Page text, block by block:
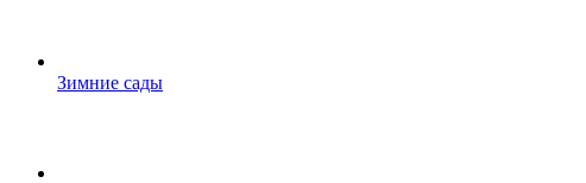
Зимние сады